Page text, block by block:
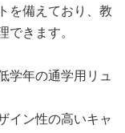
を備えており、教
きます。
学年の通学用リュ
イン性の高いキャ